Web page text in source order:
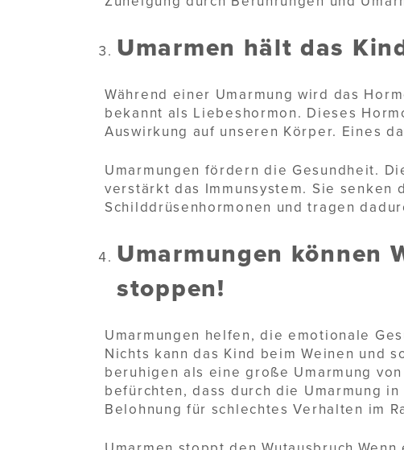
Umarmen hält das
Während einer Umarmung wird das
bekannt als Liebeshormon. Dieses
Auswirkung auf unseren Körper. Eines
Umarmungen fördern die Gesundheit.
verstärkt das Immunsystem. Sie senken
Schilddrüsenhormonen und tragen
Umarmungen können
stoppen!
Umarmungen helfen, die emotionale
Nichts kann das Kind beim Weinen und
beruhigen als eine große Umarmung
befürchten, dass durch die Umarmung
Belohnung für schlechtes Verhalten im